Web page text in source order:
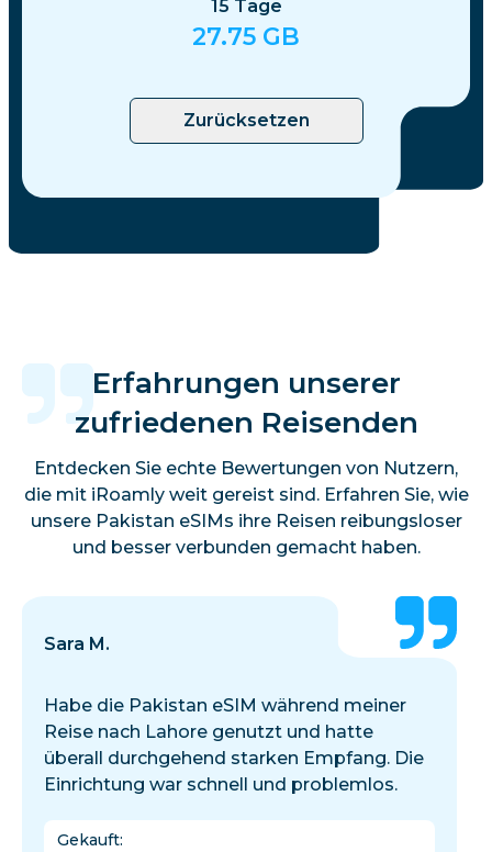
15 Tage
27.75 GB
Zurücksetzen
Erfahrungen unserer
zufriedenen Reisenden
Entdecken Sie echte Bewertungen von Nutzern,
die mit iRoamly weit gereist sind. Erfahren Sie, wie
unsere Pakistan eSIMs ihre Reisen reibungsloser
und besser verbunden gemacht haben.
Sara M.
Habe die Pakistan eSIM während meiner
Reise nach Lahore genutzt und hatte
überall durchgehend starken Empfang. Die
Einrichtung war schnell und problemlos.
Gekauft: